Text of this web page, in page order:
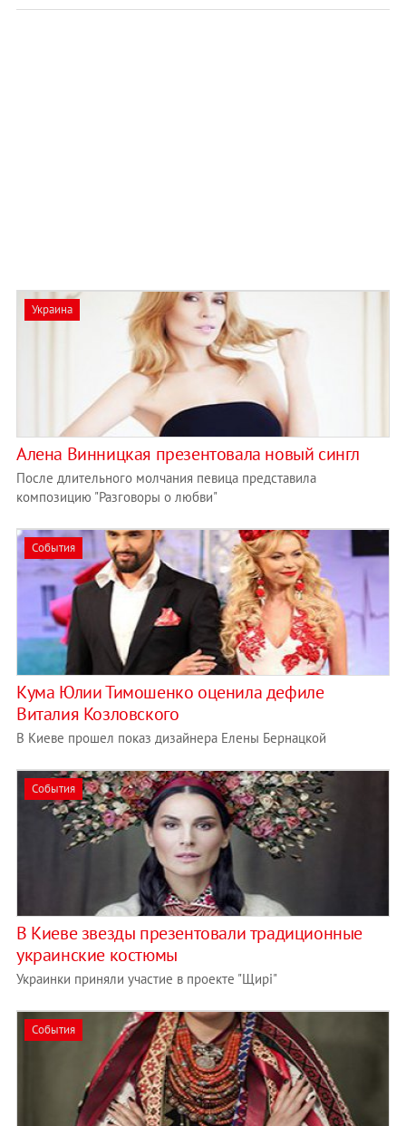
Украина
Алена Винницкая презентовала новый сингл
После длительного молчания певица представила
композицию "Разговоры о любви"
События
Кума Юлии Тимошенко оценила дефиле
Виталия Козловского
В Киеве прошел показ дизайнера Елены Бернацкой
События
В Киеве звезды презентовали традиционные
украинские костюмы
Украинки приняли участие в проекте "Щирi"
События